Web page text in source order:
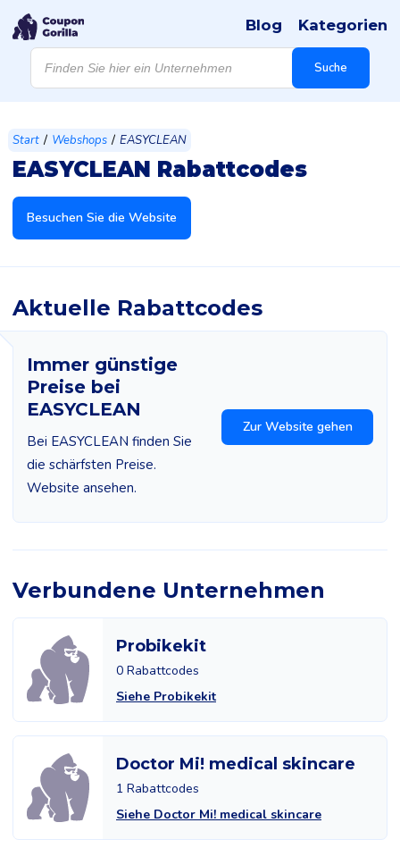
Products
search Suche
Blog Kategorien
Start / Webshops / EASYCLEAN
EASYCLEAN Rabattcodes
Besuchen Sie die Website
Aktuelle Rabattcodes
Immer günstige
Preise bei
EASYCLEAN
Bei EASYCLEAN finden Sie
die schärfsten Preise.
Website ansehen.
Zur Website gehen
Verbundene Unternehmen
Probikekit
0 Rabattcodes
Siehe Probikekit
Doctor Mi! medical skincare
1 Rabattcodes
Siehe Doctor Mi! medical skincare